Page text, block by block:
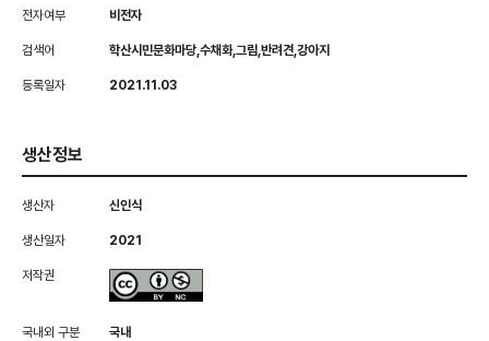
전자여부 비전자
검색어 학산시민문화마당,수채화,그림,반려견,강아지
등록일자 2021.11.03
생산정보
생산자 신인식
생산일자 2021
저작권
국내외 구분 국내